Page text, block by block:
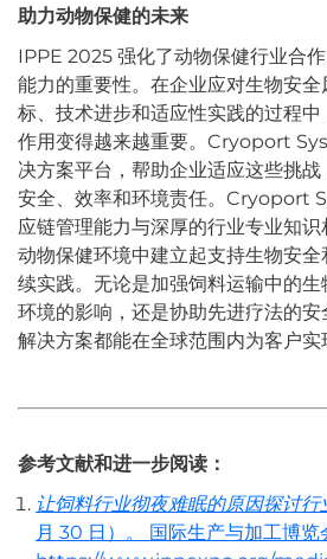
助力动物保健的未来
IPPE 2025 强化了动物保健行业合
能力的重要性。在企业应对生物安全
标、技术进步和适应性实践的过程
作用变得越来越重要。Cryoport
决方案平台，帮助企业适应这些挑
安全、效率和环境责任。Cryoport
应链管理能力与深厚的行业专业知
动物保健环境中建立起支持生物安
续实践。无论是加强饲料运输中的
环境的影响，还是协助先进疗法的
解决方案都能在全球范围内为客户实
参考文献和进一步阅读：
让饲料行业彻夜难眠的原因探讨行
月 30 日）。 国际生产与加工博览